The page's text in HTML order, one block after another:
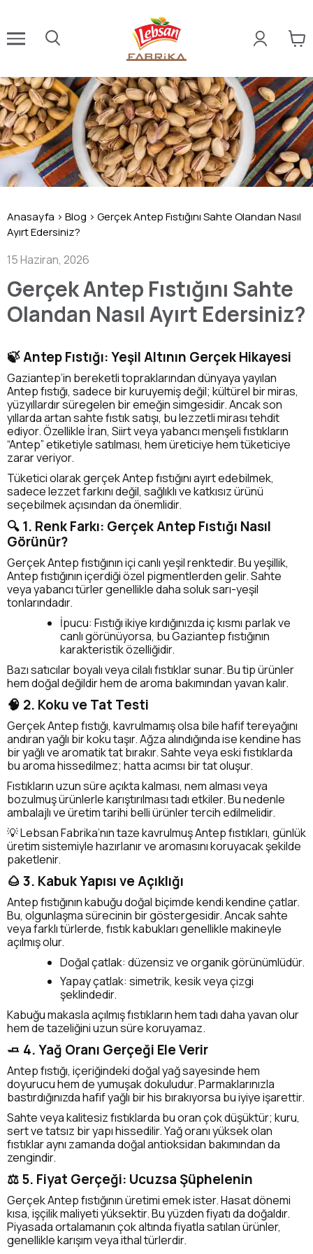
Anasayfa > Blog > Gerçek Antep Fıstığını Sahte Olandan Nasıl
Ayırt Edersiniz?
15 Haziran, 2026
Gerçek Antep Fıstığını Sahte
Olandan Nasıl Ayırt Edersiniz?
🍃 Antep Fıstığı: Yeşil Altının Gerçek Hikayesi
Gaziantep’in bereketli topraklarından dünyaya yayılan
Antep fıstığı, sadece bir kuruyemiş değil; kültürel bir miras,
yüzyıllardır süregelen bir emeğin simgesidir. Ancak son
yıllarda artan sahte fıstık satışı, bu lezzetli mirası tehdit
ediyor. Özellikle İran, Siirt veya yabancı menşeli fıstıkların
“Antep” etiketiyle satılması, hem üreticiye hem tüketiciye
zarar veriyor.
Tüketici olarak gerçek Antep fıstığını ayırt edebilmek,
sadece lezzet farkını değil, sağlıklı ve katkısız ürünü
seçebilmek açısından da önemlidir.
🔍 1. Renk Farkı: Gerçek Antep Fıstığı Nasıl
Görünür?
Gerçek Antep fıstığının içi canlı yeşil renktedir. Bu yeşillik,
Antep fıstığının içerdiği özel pigmentlerden gelir. Sahte
veya yabancı türler genellikle daha soluk sarı-yeşil
tonlarındadır.
İpucu: Fıstığı ikiye kırdığınızda iç kısmı parlak ve
canlı görünüyorsa, bu Gaziantep fıstığının
karakteristik özelliğidir.
Bazı satıcılar boyalı veya cilalı fıstıklar sunar. Bu tip ürünler
hem doğal değildir hem de aroma bakımından yavan kalır.
🧠 2. Koku ve Tat Testi
Gerçek Antep fıstığı, kavrulmamış olsa bile hafif tereyağını
andıran yağlı bir koku taşır. Ağza alındığında ise kendine has
bir yağlı ve aromatik tat bırakır. Sahte veya eski fıstıklarda
bu aroma hissedilmez; hatta acımsı bir tat oluşur.
Fıstıkların uzun süre açıkta kalması, nem alması veya
bozulmuş ürünlerle karıştırılması tadı etkiler. Bu nedenle
ambalajlı ve üretim tarihi belli ürünler tercih edilmelidir.
💡 Lebsan Fabrika’nın taze kavrulmuş Antep fıstıkları, günlük
üretim sistemiyle hazırlanır ve aromasını koruyacak şekilde
paketlenir.
🌰 3. Kabuk Yapısı ve Açıklığı
Antep fıstığının kabuğu doğal biçimde kendi kendine çatlar.
Bu, olgunlaşma sürecinin bir göstergesidir. Ancak sahte
veya farklı türlerde, fıstık kabukları genellikle makineyle
açılmış olur.
Doğal çatlak: düzensiz ve organik görünümlüdür.
Yapay çatlak: simetrik, kesik veya çizgi
şeklindedir.
Kabuğu makasla açılmış fıstıkların hem tadı daha yavan olur
hem de tazeliğini uzun süre koruyamaz.
🧈 4. Yağ Oranı Gerçeği Ele Verir
Antep fıstığı, içeriğindeki doğal yağ sayesinde hem
doyurucu hem de yumuşak dokuludur. Parmaklarınızla
bastırdığınızda hafif yağlı bir his bırakıyorsa bu iyiye işarettir.
Sahte veya kalitesiz fıstıklarda bu oran çok düşüktür; kuru,
sert ve tatsız bir yapı hissedilir. Yağ oranı yüksek olan
fıstıklar aynı zamanda doğal antioksidan bakımından da
zengindir.
⚖️ 5. Fiyat Gerçeği: Ucuzsa Şüphelenin
Gerçek Antep fıstığının üretimi emek ister. Hasat dönemi
kısa, işçilik maliyeti yüksektir. Bu yüzden fiyatı da doğaldır.
Piyasada ortalamanın çok altında fiyatla satılan ürünler,
genellikle karışım veya ithal türlerdir.